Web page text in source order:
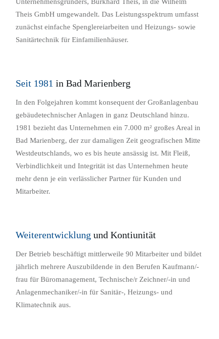
Theis GmbH umgewandelt. Das Leistungsspektrum umfasst
zunächst einfache Spenglereiarbeiten und Heizungs- sowie
Sanitärtechnik für Einfamilienhäuser.
Seit 1981 in Bad Marienberg
In den Folgejahren kommt konsequent der Großanlagenbau
gebäudetechnischer Anlagen in ganz Deutschland hinzu.
1981 bezieht das Unternehmen ein 7.000 m² großes Areal in
Bad Marienberg, der zur damaligen Zeit geografischen Mitte
Westdeutschlands, wo es bis heute ansässig ist. Mit Fleiß,
Verbindlichkeit und Integrität ist das Unternehmen heute
mehr denn je ein verlässlicher Partner für Kunden und
Mitarbeiter.
Weiterentwicklung und Kontiunität
Der Betrieb beschäftigt mittlerweile 90 Mitarbeiter und bildet
jährlich mehrere Auszubildende in den Berufen Kaufmann/-
frau für Büromanagement, Technische/r Zeichner/-in und
Anlagenmechaniker/-in für Sanitär-, Heizungs- und
Klimatechnik aus.